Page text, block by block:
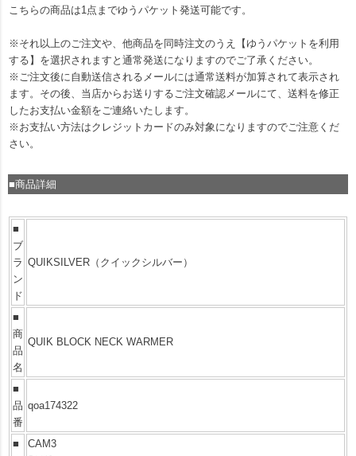
こちらの商品は1点までゆうパケット発送可能です。
※それ以上のご注文や、他商品を同時注文のうえ【ゆうパケットを利用
する】を選択されますと通常発送になりますのでご了承ください。
※ご注文後に自動送信されるメールには通常送料が加算されて表示され
ます。その後、当店からお送りするご注文確認メールにて、送料を修正
したお支払い金額をご連絡いたします。
※お支払い方法はクレジットカードのみ対象になりますのでご注意くだ
さい。
■商品詳細
■
ブ
ラ
ン
ド
QUIKSILVER（クイックシルバー）
■
商
品
名
QUIK BLOCK NECK WARMER
■
品
番
qoa174322
■
CAM3